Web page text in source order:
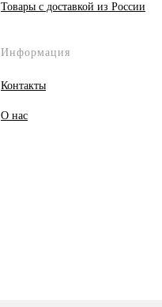
Товары с доставкой из России
Информация
Контакты
О нас